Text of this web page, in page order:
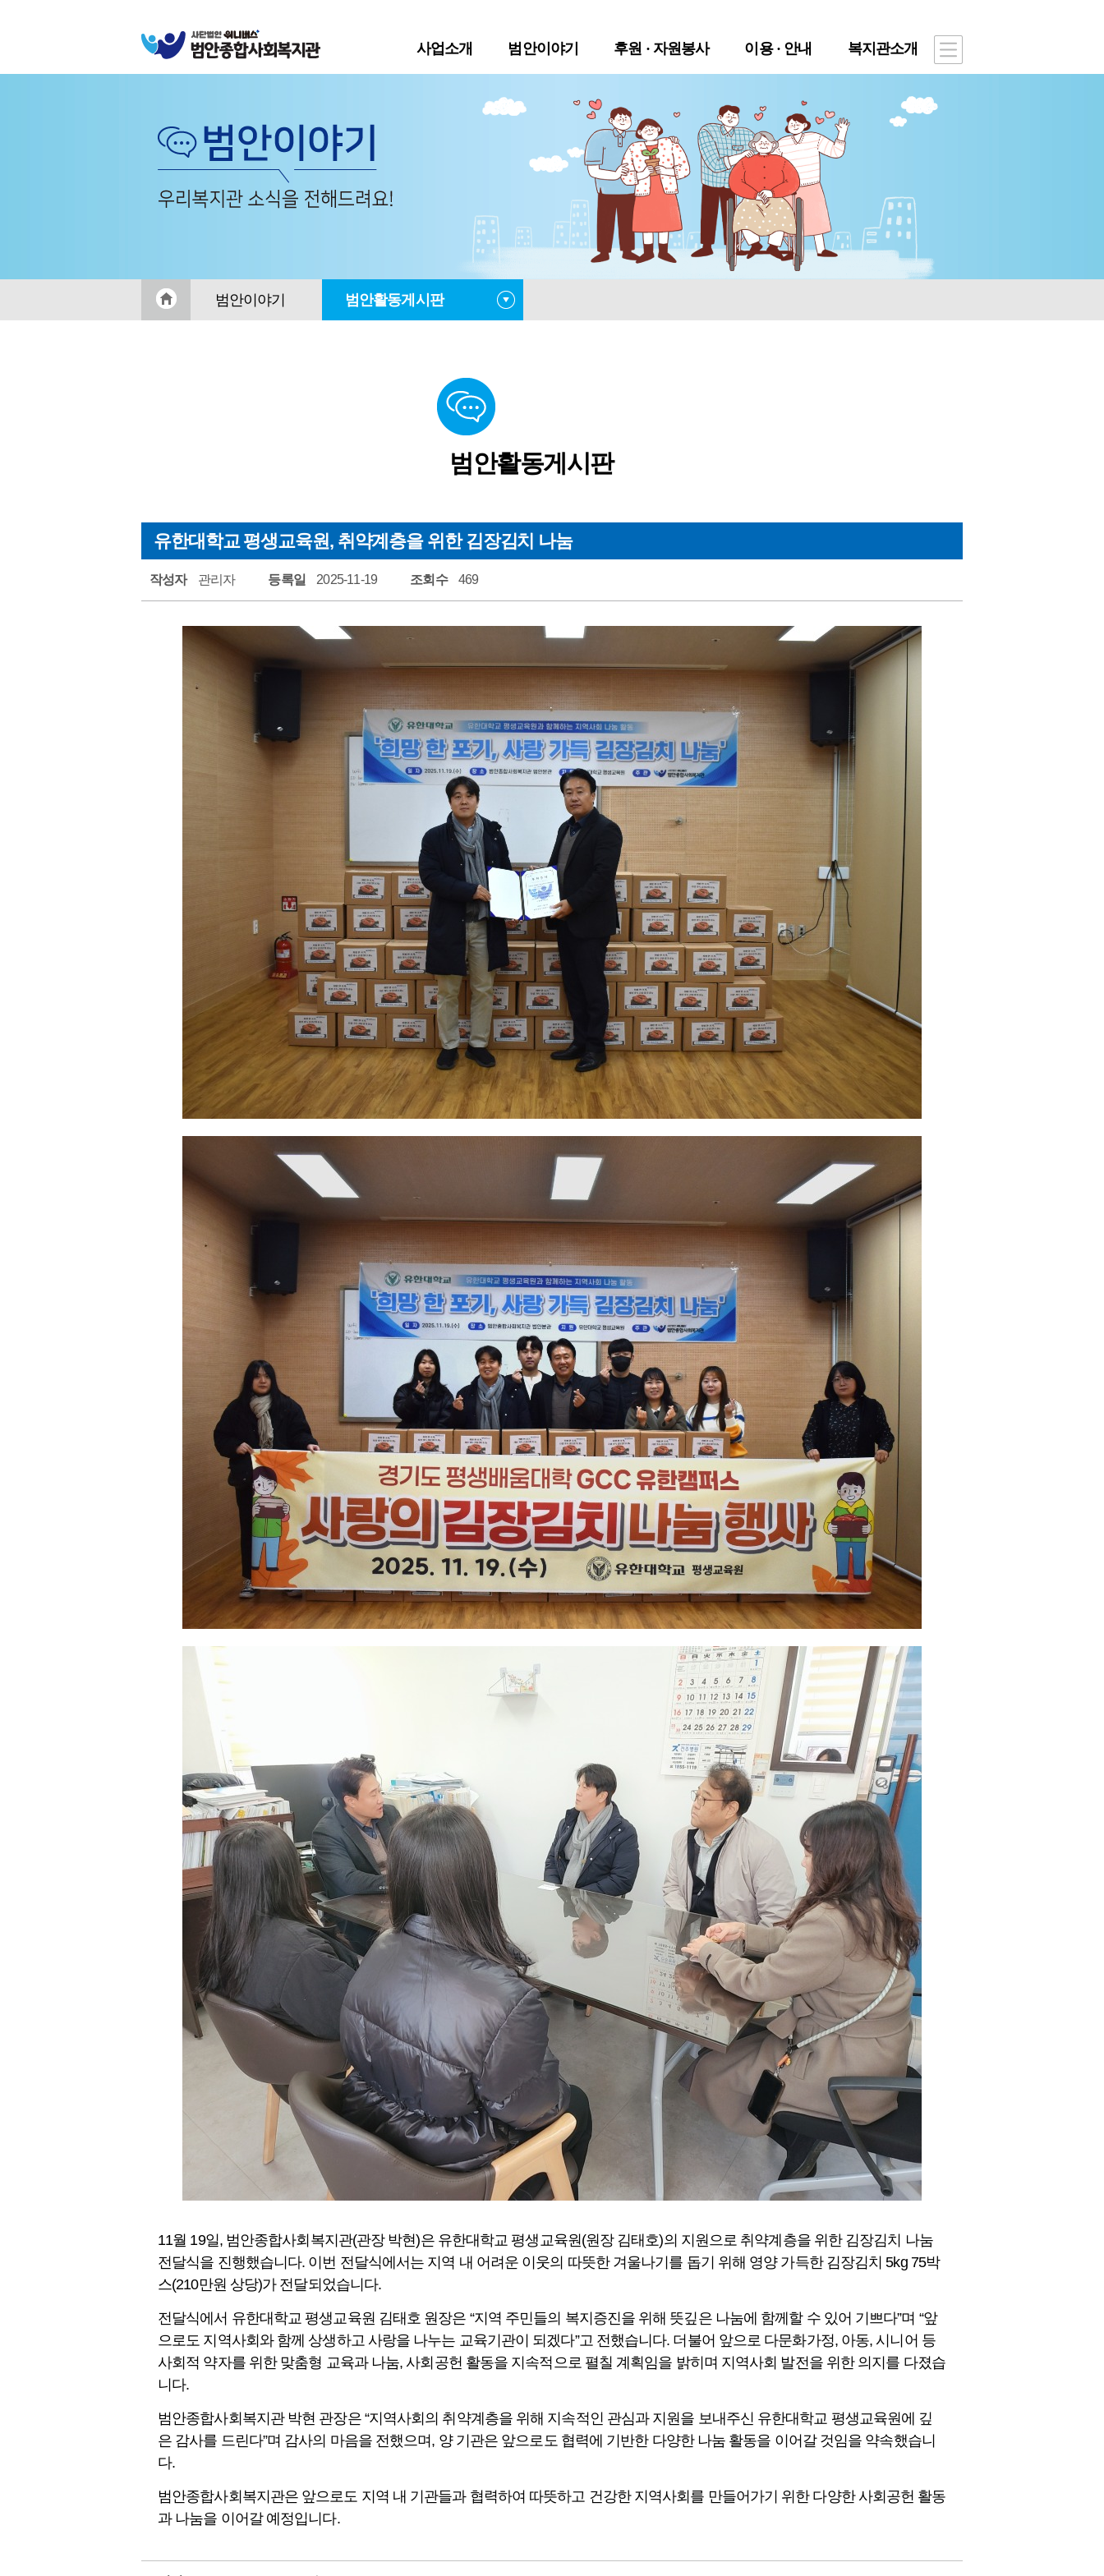
사업소개 범안이야기 후원 · 자원봉사 이용 · 안내 복지관소개
범안이야기 범안활동게시판
범안활동게시판
유한대학교 평생교육원, 취약계층을 위한 김장김치 나눔
작성자 관리자 등록일 2025-11-19 조회수 469
11월 19일, 범안종합사회복지관(관장 박현)은 유한대학교 평생교육원(원장 김태호)의 지원으로 취약계층을 위한 김장김치 나눔
전달식을 진행했습니다. 이번 전달식에서는 지역 내 어려운 이웃의 따뜻한 겨울나기를 돕기 위해 영양 가득한 김장김치 5kg 75박
스(210만원 상당)가 전달되었습니다.
전달식에서 유한대학교 평생교육원 김태호 원장은 “지역 주민들의 복지증진을 위해 뜻깊은 나눔에 함께할 수 있어 기쁘다”며 “앞
으로도 지역사회와 함께 상생하고 사랑을 나누는 교육기관이 되겠다”고 전했습니다. 더불어 앞으로 다문화가정, 아동, 시니어 등
사회적 약자를 위한 맞춤형 교육과 나눔, 사회공헌 활동을 지속적으로 펼칠 계획임을 밝히며 지역사회 발전을 위한 의지를 다졌습
니다.
범안종합사회복지관 박현 관장은 “지역사회의 취약계층을 위해 지속적인 관심과 지원을 보내주신 유한대학교 평생교육원에 깊
은 감사를 드린다”며 감사의 마음을 전했으며, 양 기관은 앞으로도 협력에 기반한 다양한 나눔 활동을 이어갈 것임을 약속했습니
다.
범안종합사회복지관은 앞으로도 지역 내 기관들과 협력하여 따뜻하고 건강한 지역사회를 만들어가기 위한 다양한 사회공헌 활동
과 나눔을 이어갈 예정입니다.